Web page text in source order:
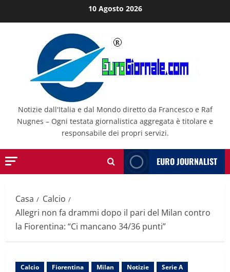
al
10 Agosto 2026
Notizie dall'Italia e dal Mondo diretto da Francesco e Raf
Nugnes – Ogni testata giornalistica aggregata è titolare e
responsabile dei propri servizi.
EURO JOURNALIST
Casa
Calcio
Allegri non fa drammi dopo il pari del Milan contro
la Fiorentina: “Ci mancano 34/36 punti”
Calcio Fiorentina Milan Notizie Serie A